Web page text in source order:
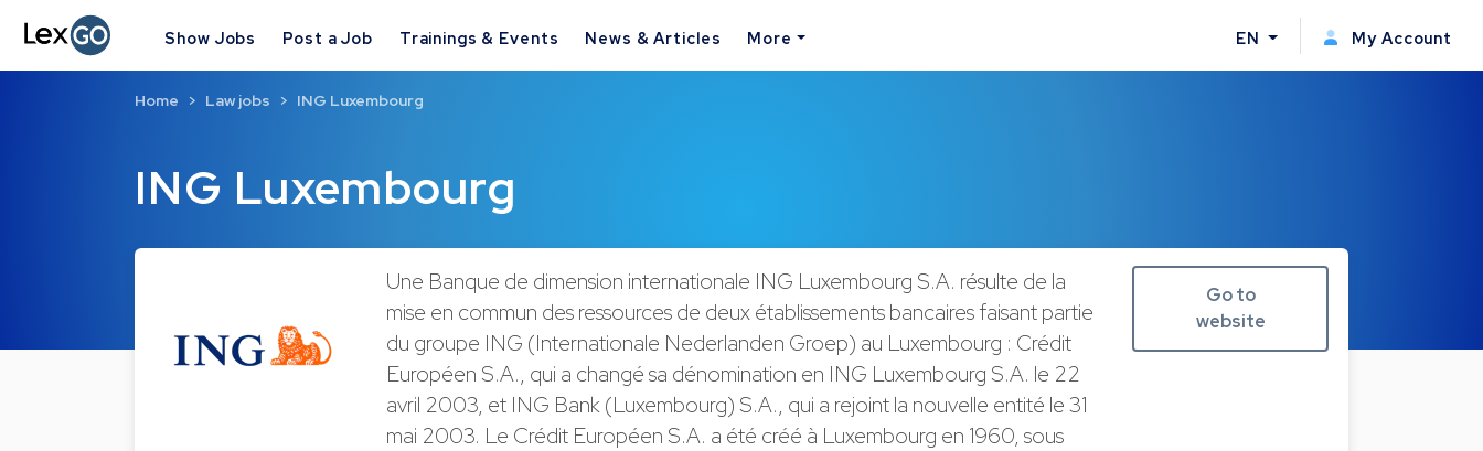
Show Jobs Post a Job Trainings & Events News & Articles More EN My Account
ING Luxembourg
Home Law jobs ING Luxembourg
Une Banque de dimension internationale ING Luxembourg S.A. résulte de la
mise en commun des ressources de deux établissements bancaires faisant partie
du groupe ING (Internationale Nederlanden Groep) au Luxembourg : Crédit
Européen S.A., qui a changé sa dénomination en ING Luxembourg S.A. le 22
avril 2003, et ING Bank (Luxembourg) S.A., qui a rejoint la nouvelle entité le 31
mai 2003. Le Crédit Européen S.A. a été créé à Luxembourg en 1960, sous
Go to
website